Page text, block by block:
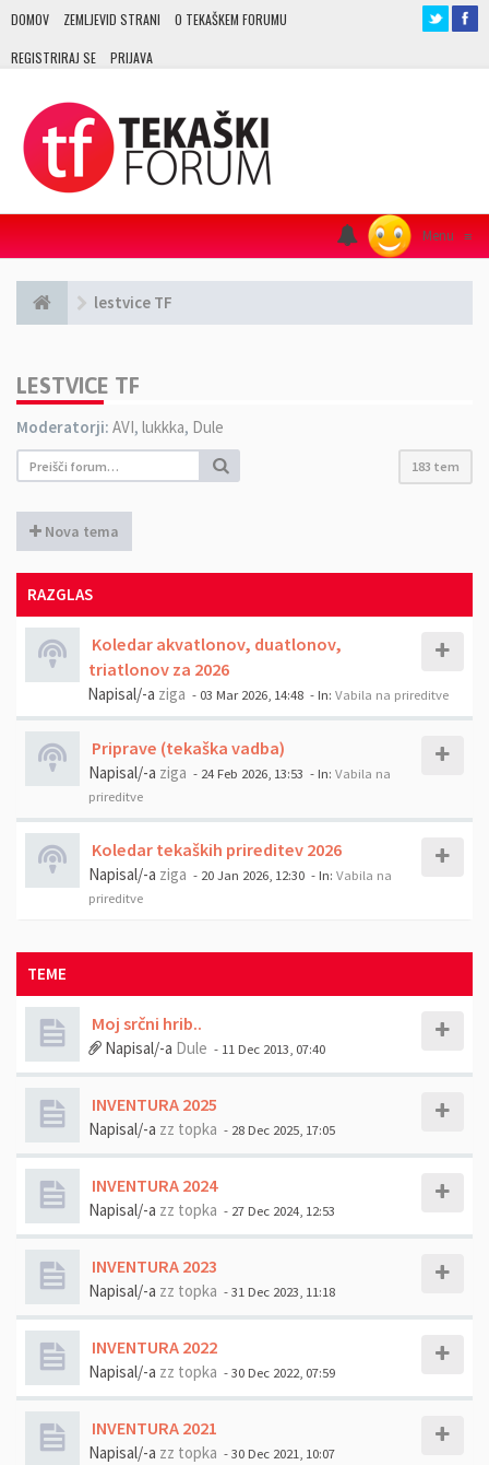
DOMOV ZEMLJEVID STRANI O TEKAŠKEM FORUMU
REGISTRIRAJ SE PRIJAVA
Menu ≡
lestvice TF
LESTVICE TF
Moderatorji: AVI, lukkka, Dule
183 tem
Nova tema
RAZGLAS
Koledar akvatlonov, duatlonov,
triatlonov za 2026
Napisal/-a ziga - 03 Mar 2026, 14:48 - In: Vabila na prireditve
Priprave (tekaška vadba)
Napisal/-a ziga - 24 Feb 2026, 13:53 - In: Vabila na
prireditve
Koledar tekaških prireditev 2026
Napisal/-a ziga - 20 Jan 2026, 12:30 - In: Vabila na
prireditve
TEME
Moj srčni hrib..
Napisal/-a Dule - 11 Dec 2013, 07:40
INVENTURA 2025
Napisal/-a zz topka - 28 Dec 2025, 17:05
INVENTURA 2024
Napisal/-a zz topka - 27 Dec 2024, 12:53
INVENTURA 2023
Napisal/-a zz topka - 31 Dec 2023, 11:18
INVENTURA 2022
Napisal/-a zz topka - 30 Dec 2022, 07:59
INVENTURA 2021
Napisal/-a zz topka - 30 Dec 2021, 10:07